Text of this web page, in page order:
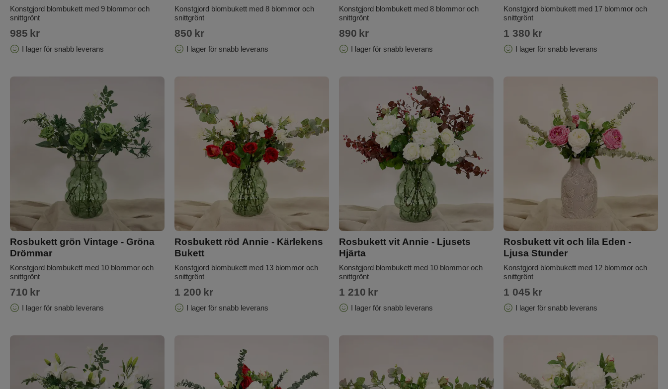
Konstgjord blombukett med 9 blommor och
snittgrönt
985 kr
I lager för snabb leverans
Konstgjord blombukett med 8 blommor och
snittgrönt
850 kr
I lager för snabb leverans
Konstgjord blombukett med 8 blommor och
snittgrönt
890 kr
I lager för snabb leverans
Konstgjord blombukett med 17 blommor och
snittgrönt
1 380 kr
I lager för snabb leverans
Rosbukett grön Vintage - Gröna
Drömmar
Konstgjord blombukett med 10 blommor och
snittgrönt
710 kr
I lager för snabb leverans
Rosbukett röd Annie - Kärlekens
Bukett
Konstgjord blombukett med 13 blommor och
snittgrönt
1 200 kr
I lager för snabb leverans
Rosbukett vit Annie - Ljusets
Hjärta
Konstgjord blombukett med 10 blommor och
snittgrönt
1 210 kr
I lager för snabb leverans
Rosbukett vit och lila Eden -
Ljusa Stunder
Konstgjord blombukett med 12 blommor och
snittgrönt
1 045 kr
I lager för snabb leverans